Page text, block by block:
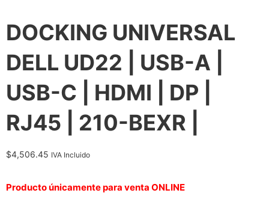
DOCKING UNIVERSAL
DELL UD22 | USB-A |
USB-C | HDMI | DP |
RJ45 | 210-BEXR |
$4,506.45 IVA Incluido
Producto únicamente para venta ONLINE